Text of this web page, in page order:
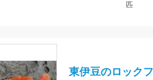
匹
東伊豆のロック